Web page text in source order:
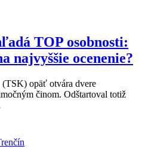
TOP osobnosti:
najvyššie ocenenie?
(TSK) opäť otvára dvere
činom. Odštartoval totiž